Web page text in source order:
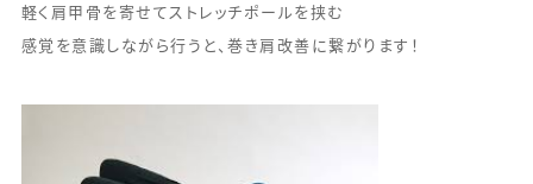
軽く肩甲骨を寄せてストレッチポールを挟む
感覚を意識しながら行うと、巻き肩改善に繋がります！